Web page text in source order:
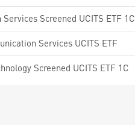
Screened UCITS ETF 1C
Services UCITS ETF
Screened UCITS ETF 1C